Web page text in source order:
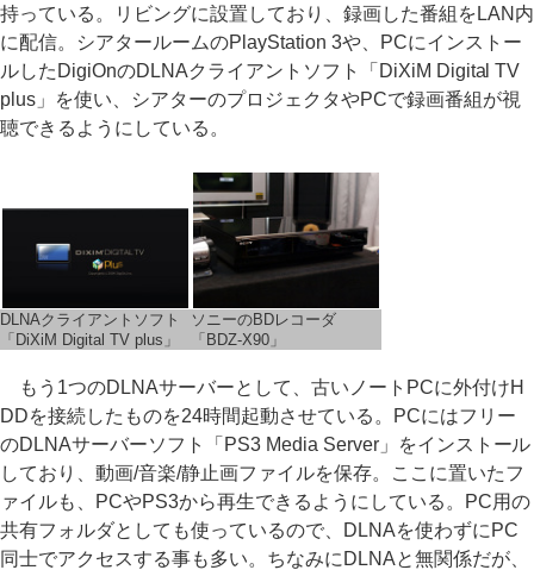
持っている。リビングに設置しており、録画した番組をLAN内
に配信。シアタールームのPlayStation 3や、PCにインストー
ルしたDigiOnのDLNAクライアントソフト「DiXiM Digital TV
plus」を使い、シアターのプロジェクタやPCで録画番組が視
聴できるようにしている。
DLNAクライアントソフト
「DiXiM Digital TV plus」
ソニーのBDレコーダ
「BDZ-X90」
もう1つのDLNAサーバーとして、古いノートPCに外付けH
DDを接続したものを24時間起動させている。PCにはフリー
のDLNAサーバーソフト「PS3 Media Server」をインストール
しており、動画/音楽/静止画ファイルを保存。ここに置いたフ
ァイルも、PCやPS3から再生できるようにしている。PC用の
共有フォルダとしても使っているので、DLNAを使わずにPC
同士でアクセスする事も多い。ちなみにDLNAと無関係だが、